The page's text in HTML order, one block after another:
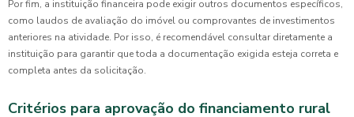
Por fim, a instituição financeira pode exigir outros documentos específicos,
como laudos de avaliação do imóvel ou comprovantes de investimentos
anteriores na atividade. Por isso, é recomendável consultar diretamente a
instituição para garantir que toda a documentação exigida esteja correta e
completa antes da solicitação.
Critérios para aprovação do financiamento rural